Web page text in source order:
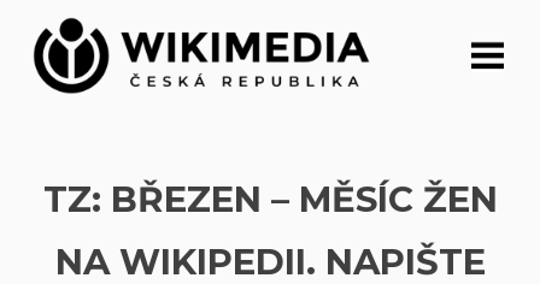
Přeskočit
obsah
TZ: BŘEZEN – MĚSÍC ŽEN
NA WIKIPEDII. NAPIŠTE